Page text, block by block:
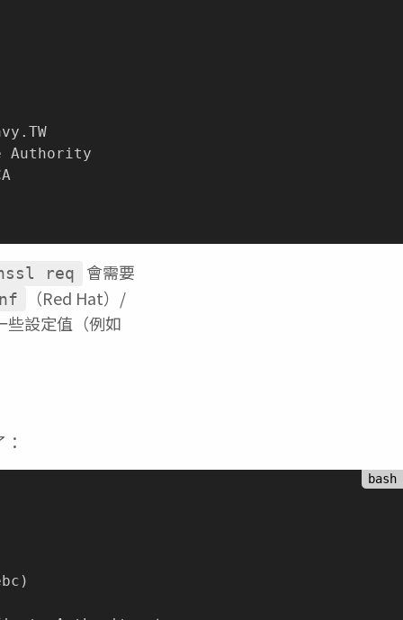
Authority
req 會需要
（Red Hat）/
設定值（例如
)